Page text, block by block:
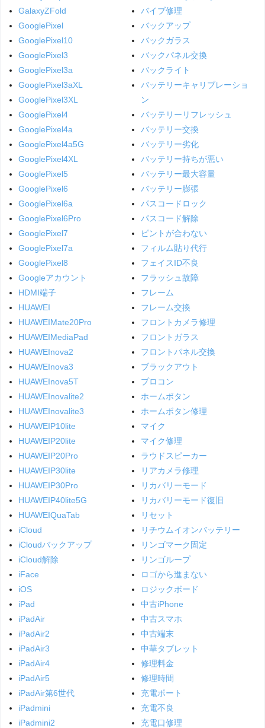
GalaxyZFold
GooglePixel
GooglePixel10
GooglePixel3
GooglePixel3a
GooglePixel3aXL
GooglePixel3XL
GooglePixel4
GooglePixel4a
GooglePixel4a5G
GooglePixel4XL
GooglePixel5
GooglePixel6
GooglePixel6a
GooglePixel6Pro
GooglePixel7
GooglePixel7a
GooglePixel8
Googleアカウント
HDMI端子
HUAWEI
HUAWEIMate20Pro
HUAWEIMediaPad
HUAWEInova2
HUAWEInova3
HUAWEInova5T
HUAWEInovalite2
HUAWEInovalite3
HUAWEIP10lite
HUAWEIP20lite
HUAWEIP20Pro
HUAWEIP30lite
HUAWEIP30Pro
HUAWEIP40lite5G
HUAWEIQuaTab
iCloud
iCloudバックアップ
iCloud解除
iFace
iOS
iPad
iPadAir
iPadAir2
iPadAir3
iPadAir4
iPadAir5
iPadAir第6世代
iPadmini
iPadmini2
バイブ修理
バックアップ
バックガラス
バックパネル交換
バックライト
バッテリーキャリブレーショ
ン
バッテリーリフレッシュ
バッテリー交換
バッテリー劣化
バッテリー持ちが悪い
バッテリー最大容量
バッテリー膨張
パスコードロック
パスコード解除
ピントが合わない
フィルム貼り代行
フェイスID不良
フラッシュ故障
フレーム
フレーム交換
フロントカメラ修理
フロントガラス
フロントパネル交換
ブラックアウト
プロコン
ホームボタン
ホームボタン修理
マイク
マイク修理
ラウドスピーカー
リアカメラ修理
リカバリーモード
リカバリーモード復旧
リセット
リチウムイオンバッテリー
リンゴマーク固定
リンゴループ
ロゴから進まない
ロジックボード
中古iPhone
中古スマホ
中古端末
中華タブレット
修理料金
修理時間
充電ポート
充電不良
充電口修理